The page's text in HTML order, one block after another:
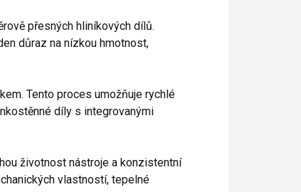
přesných hliníkových dílů.
důraz na nízkou hmotnost,
Tento proces umožňuje rychlé
díly s integrovanými
životnost nástroje a konzistentní
vlastností, tepelné